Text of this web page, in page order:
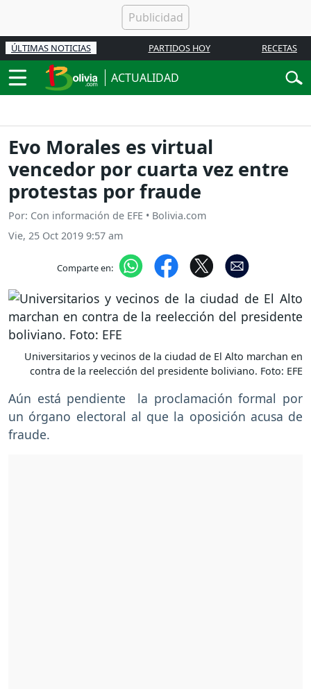
ÚLTIMAS NOTICIAS PARTIDOS HOY RECETAS
ACTUALIDAD
Evo Morales es virtual
vencedor por cuarta vez entre
protestas por fraude
Por: Con información de EFE • Bolivia.com
Vie, 25 Oct 2019 9:57 am
Comparte en:
Universitarios y vecinos de la ciudad de El Alto marchan en
contra de la reelección del presidente boliviano. Foto: EFE
Aún está pendiente la proclamación formal por
un órgano electoral al que la oposición acusa de
fraude.